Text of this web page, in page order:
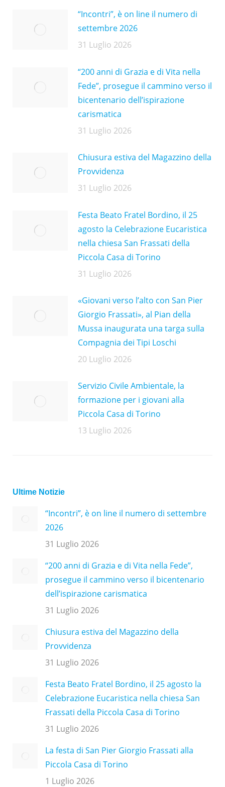
“Incontri”, è on line il numero di
settembre 2026
31 Luglio 2026
“200 anni di Grazia e di Vita nella
Fede”, prosegue il cammino verso il
bicentenario dell’ispirazione
carismatica
31 Luglio 2026
Chiusura estiva del Magazzino della
Provvidenza
31 Luglio 2026
Festa Beato Fratel Bordino, il 25
agosto la Celebrazione Eucaristica
nella chiesa San Frassati della
Piccola Casa di Torino
31 Luglio 2026
«Giovani verso l’alto con San Pier
Giorgio Frassati», al Pian della
Mussa inaugurata una targa sulla
Compagnia dei Tipi Loschi
20 Luglio 2026
Servizio Civile Ambientale, la
formazione per i giovani alla
Piccola Casa di Torino
13 Luglio 2026
Ultime Notizie
“Incontri”, è on line il numero di settembre
2026
31 Luglio 2026
“200 anni di Grazia e di Vita nella Fede”,
prosegue il cammino verso il bicentenario
dell’ispirazione carismatica
31 Luglio 2026
Chiusura estiva del Magazzino della
Provvidenza
31 Luglio 2026
Festa Beato Fratel Bordino, il 25 agosto la
Celebrazione Eucaristica nella chiesa San
Frassati della Piccola Casa di Torino
31 Luglio 2026
La festa di San Pier Giorgio Frassati alla
Piccola Casa di Torino
1 Luglio 2026